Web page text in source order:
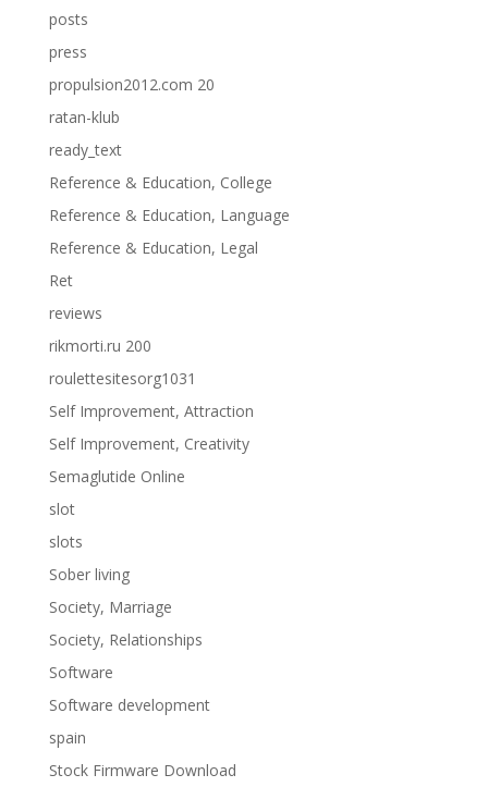
posts
press
propulsion2012.com 20
ratan-klub
ready_text
Reference & Education, College
Reference & Education, Language
Reference & Education, Legal
Ret
reviews
rikmorti.ru 200
roulettesitesorg1031
Self Improvement, Attraction
Self Improvement, Creativity
Semaglutide Online
slot
slots
Sober living
Society, Marriage
Society, Relationships
Software
Software development
spain
Stock Firmware Download